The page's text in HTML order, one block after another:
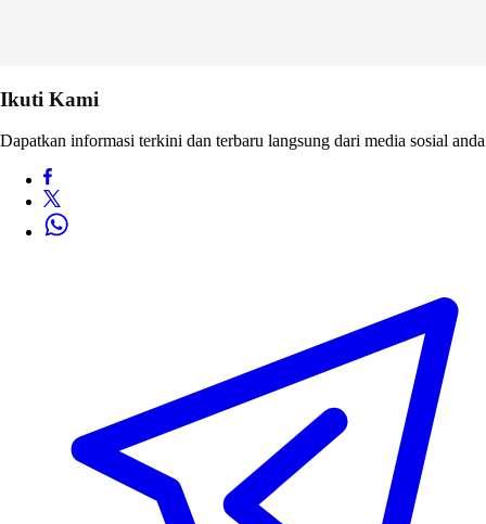
Ikuti Kami
Dapatkan informasi terkini dan terbaru langsung dari media sosial anda